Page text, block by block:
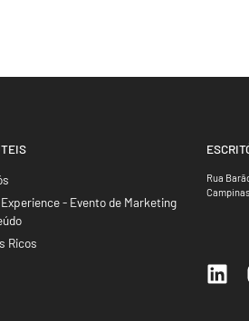
- Evento de Marketing
Ricos
Rua